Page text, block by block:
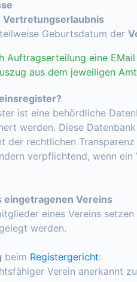
Vertretungserlaubnis
Geburtsdatum der
Auftragserteilung eine
aus dem jeweiligen
ist eine behördliche
werden. Diese
der rechtlichen
verpflichtend, wenn
eingetragenen Vereins
eines Vereins setzen
werden.
beim Registergericht:
Verein anerkannt